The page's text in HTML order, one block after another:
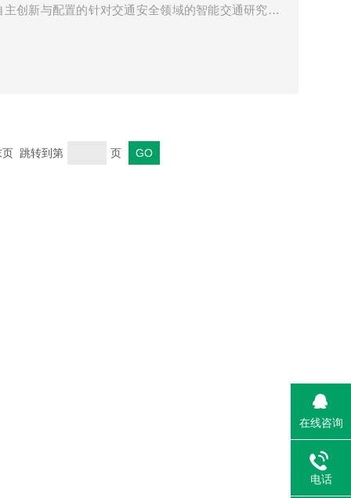
主创新与配置的针对交通安全领域的智能交通研究的
、路、环境数据，分析不同环境与任务下人员的状
跳转到第 页
在线咨询
电话